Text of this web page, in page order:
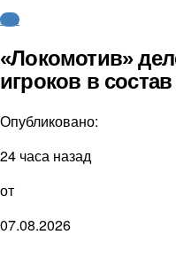
КХЛ
«Локомотив»
игроков в
Опубликовано:
24 часа назад
от
07.08.2026